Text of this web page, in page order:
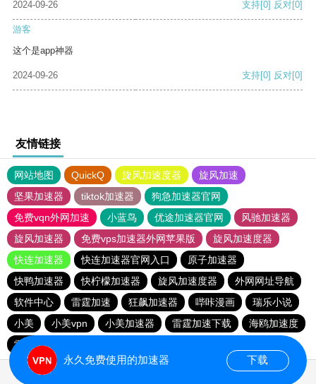
2024-09-26 支持[0] 反对[0]
游客
这个是app神器
2024-09-26 支持[0] 反对[0]
友情链接
网站地图 QuickQ 旋风加速度器
旋风加速
坚果加速器
tiktok加速器
狗急加速器官网
免费vqn外网加速
小蓝鸟 优途加速器官网
风驰加速器
旋风加速器
免费vps加速器外网苹果版
旋风加速度器
快连加速器
快连加速器官网入口
原子加速器
快鸭加速器
快柠檬加速器 旋风加速度器
外网网址导航
软件中心
雷霆加速 狂飙加速器 哔咔漫画
瑞乐小说
小美
小美vpn 小美加速器 雷霆加速下载
海鸥加速度
雷霆加速版ins
永久免费使用的加速器 下载